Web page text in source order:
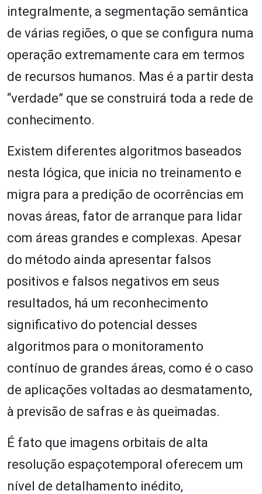
integralmente, a segmentação semântica
de várias regiões, o que se configura numa
operação extremamente cara em termos
de recursos humanos. Mas é a partir desta
“verdade” que se construirá toda a rede de
conhecimento.
Existem diferentes algoritmos baseados
nesta lógica, que inicia no treinamento e
migra para a predição de ocorrências em
novas áreas, fator de arranque para lidar
com áreas grandes e complexas. Apesar
do método ainda apresentar falsos
positivos e falsos negativos em seus
resultados, há um reconhecimento
significativo do potencial desses
algoritmos para o monitoramento
contínuo de grandes áreas, como é o caso
de aplicações voltadas ao desmatamento,
à previsão de safras e às queimadas.
É fato que imagens orbitais de alta
resolução espaçotemporal oferecem um
nível de detalhamento inédito,